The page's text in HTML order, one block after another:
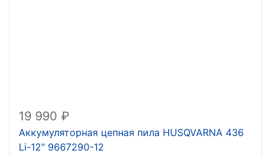
19 990
Аккумуляторная цепная пила HUSQVARNA 436
Li-12" 9667290-12